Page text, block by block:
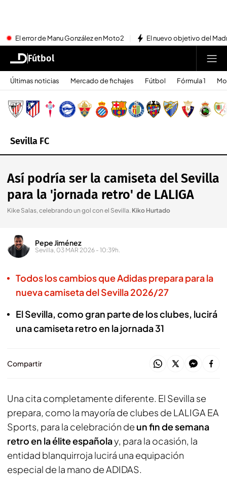
El error de Manu González en Moto2 El nuevo objetivo del
Fútbol
Últimas noticias Mercado de fichajes Fútbol Fórmula 1
Sevilla FC
Así podría ser la camiseta del Sevilla
para la 'jornada retro' de LALIGA
Kike Salas, celebrando un gol con el Sevilla. Kiko Hurtado
Pepe Jiménez
Sevilla, 03 MAR 2026 - 10:39h.
Todos los cambios que Adidas prepara para la
nueva camiseta del Sevilla 2026/27
El Sevilla, como gran parte de los clubes, lucirá
una camiseta retro en la jornada 31
Compartir
Una cita completamente diferente. El Sevilla se
prepara, como la mayoría de clubes de LALIGA EA
Sports, para la celebración de un fin de semana
retro en la élite españolay, para la ocasión, la
entidad blanquirroja lucirá una equipación
especial de la mano de ADIDAS.